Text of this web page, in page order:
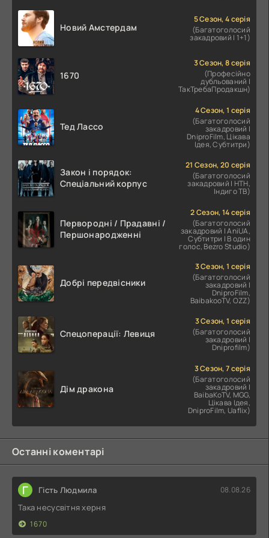
Новий Амстердам
5 Сезон, 4 серія
(Багатоголосий
закадровий | 1+1)
1670
3 Сезон, 8 серія
(Професійно
дубльований |
ТакТребаПродакшн)
Тед Лассо
4 Сезон, 1 серія
(Багатоголосий
закадровий |
DniproFilm, Цікава
Ідея, Субтитри)
Закон і порядок:
Спеціальний корпус
21 Сезон, 20 серія
(Багатоголосий
закадровий | НТН,
Індиго ТВ)
Первородні / Прадавні /
Першонародженні
2 Сезон, 14 серія
(Багатоголосий
закадровий | AniUA,
Субтитри | В один
голос, Bezro Studio)
Добрі передвісники
3 Сезон, 1 серія
(Багатоголосий
закадровий |
DniproFilm,
BaibakooTV, OZZ)
Спецоперації: Левиця
3 Сезон, 1 серія
(Багатоголосий
закадровий |
Dniprofilm)
Дім дракона
3 Сезон, 7 серія
(Багатоголосий
закадровий |
BaibaKoTV, MGG,
Цікава Ідея,
DniproFilm, Uaflix)
Останні коментарі
Г Гість Людмила 08.08.26
Така несусвітня херня
1670